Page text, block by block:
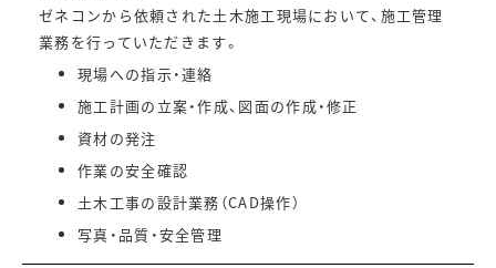
ゼネコンから依頼された土木施工現場において、施工管理
業務を行っていただきます。
現場への指示・連絡
施工計画の立案・作成、図面の作成・修正
資材の発注
作業の安全確認
土木工事の設計業務（CAD操作）
写真・品質・安全管理